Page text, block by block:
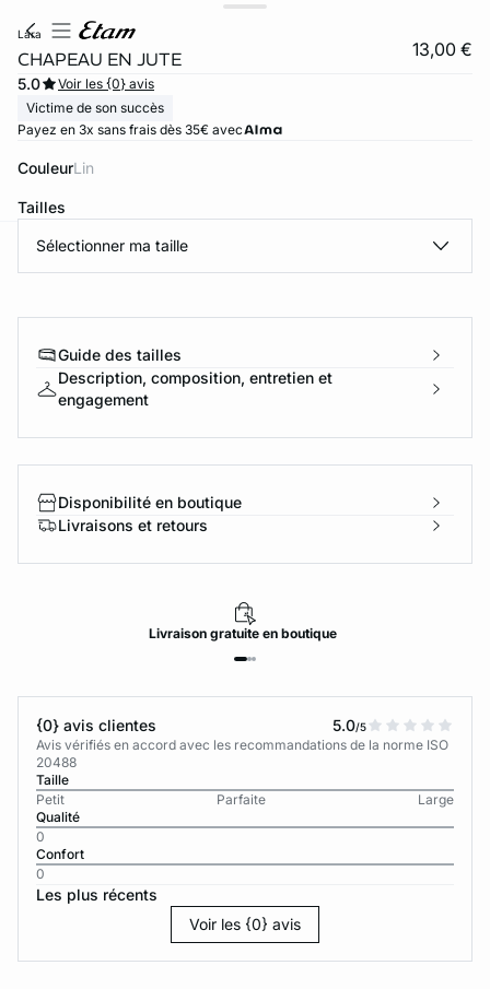
lara
CHAPEAU EN JUTE 13,00 €
5.0
Voir les {0} avis
Victime de son succès
Payez en 3x sans frais dès 35€ avec
Couleur lin
Tailles
Sélectionner ma taille
Guide des tailles
Description, composition, entretien et
engagement
Disponibilité en boutique
Livraisons et retours
Livraisongratuiteen boutique
{0} avis clientes 5.0/5
Avis vérifiés en accord avec les recommandations de la norme ISO
20488
Taille
Petit
Parfaite
Large
Qualité
0
Confort
0
Les plus récents
Voir les {0} avis